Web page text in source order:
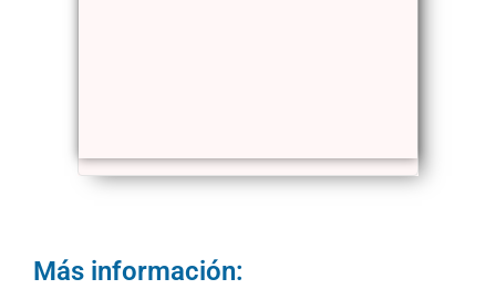
Más información: